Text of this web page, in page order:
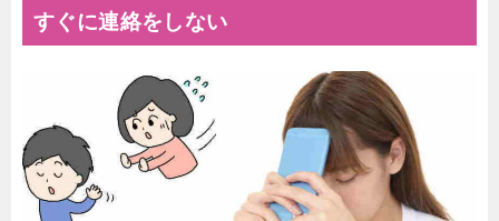
すぐに連絡をしない